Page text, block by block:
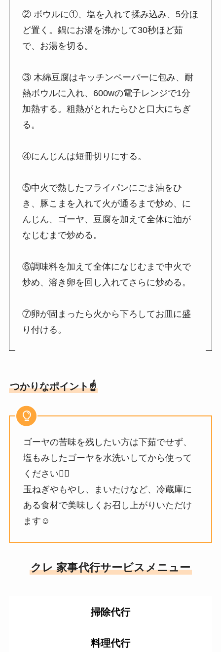
② ボウルに①、塩を入れて揉み込み、5分ほ
ど置く。鍋にお湯を沸かして30秒ほど茹
で、お湯を切る。
③ 木綿豆腐はキッチンペーパーに包み、耐
熱ボウルに入れ、600wの電子レンジで1分
加熱する。粗熱がとれたらひと口大にちぎ
る。
④にんじんは短冊切りにする。
⑤中火で熱したフライパンにごま油をひ
き、豚こまを入れて火が通るまで炒め、に
んじん、ゴーヤ、豆腐を加えて全体に油が
なじむまで炒める。
⑥調味料を加えて全体になじむまで中火で
炒め、溶き卵を回し入れてさらに炒める。
⑦卵が固まったら火から下ろしてお皿に盛
り付ける。
つかりなポイント☝️
ゴーヤの苦味を残したい方は下茹でせず、
塩もみしたゴーヤを水洗いしてから使って
ください🙆‍♀️
玉ねぎやもやし、まいたけなど、冷蔵庫に
ある食材で美味しくお召し上がりいただけ
ます☺️
クレ 家事代行サービスメニュー
掃除代行
料理代行